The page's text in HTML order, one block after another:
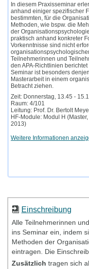
In diesem Praxisseminar
anhand einiger spezifischer
bestimmten, für die
Methoden, wie bspw. die
der
praktisch anhand konkreter
Vorkenntnisse sind nicht
Teilnehmerinnen und
den APA-Richtlinien
Seminar ist besonders
Masterarbeit in einem
Betracht ziehen.
Zeit: Donnerstag, 13.45 -
Raum: 4/101
Leitung: Prof. Dr. Bertolt
HF-Module: Modul H
2013)
Weitere Informationen
Einschreibung
Alle Teilnehmerinnen
ins Seminar ein, indem
Methoden der
eintragen. Die
Zusätzlich tragen sich